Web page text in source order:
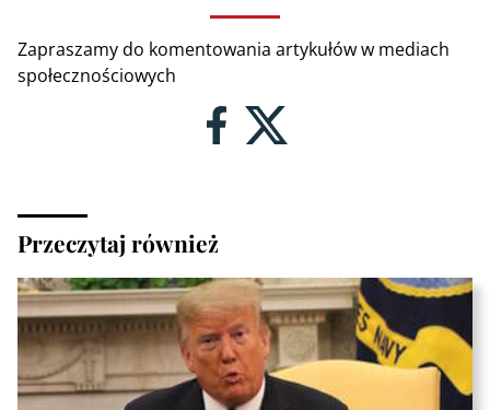
Zapraszamy do komentowania artykułów w mediach
społecznościowych
Przeczytaj również